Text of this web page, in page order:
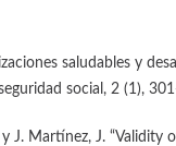
saludables y
social, 2 (1),
y J. Martínez, J.